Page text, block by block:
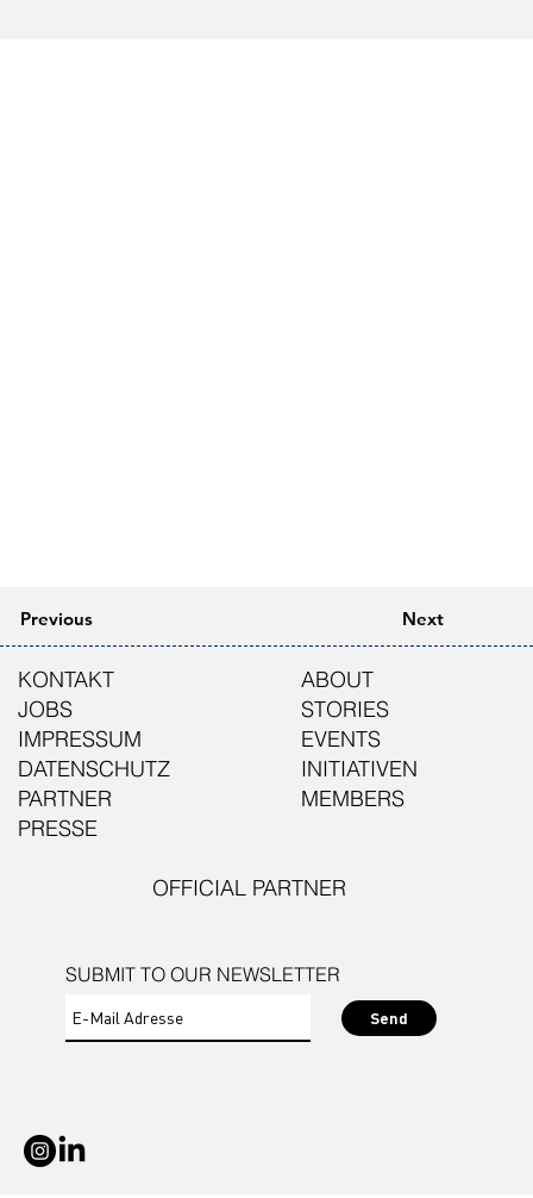
Previous Next
SUBMIT TO OUR NEWSLETTER
Send
KONTAKT
JOBS
IMPRESSUM
DATENSCHUTZ
PARTNER
PRESSE
ABOUT
STORIES
EVENTS
INITIATIVEN
MEMBERS
OFFICIAL PARTNER